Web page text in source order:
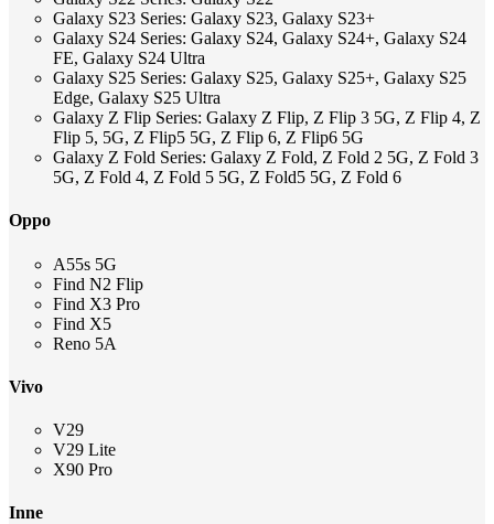
Galaxy S23 Series: Galaxy S23, Galaxy S23+
Galaxy S24 Series: Galaxy S24, Galaxy S24+, Galaxy S24
FE, Galaxy S24 Ultra
Galaxy S25 Series: Galaxy S25, Galaxy S25+, Galaxy S25
Edge, Galaxy S25 Ultra
Galaxy Z Flip Series: Galaxy Z Flip, Z Flip 3 5G, Z Flip 4, Z
Flip 5, 5G, Z Flip5 5G, Z Flip 6, Z Flip6 5G
Galaxy Z Fold Series: Galaxy Z Fold, Z Fold 2 5G, Z Fold 3
5G, Z Fold 4, Z Fold 5 5G, Z Fold5 5G, Z Fold 6
Oppo
A55s 5G
Find N2 Flip
Find X3 Pro
Find X5
Reno 5A
Vivo
V29
V29 Lite
X90 Pro
Inne